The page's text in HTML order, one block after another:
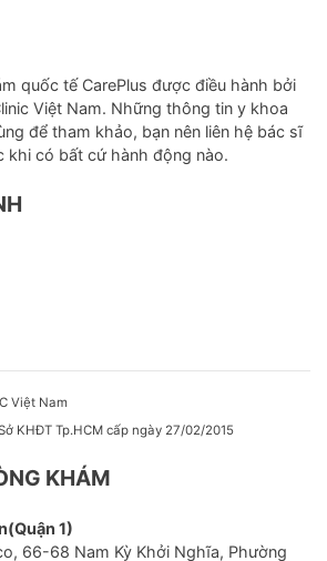
quốc tế CarePlus được điều hành bởi
Việt Nam. Những thông tin y khoa
để tham khảo, bạn nên liên hệ bác sĩ
khi có bất cứ hành động nào.
Việt Nam
KHĐT Tp.HCM cấp ngày 27/02/2015
KHÁM
1)
66-68 Nam Kỳ Khởi Nghĩa, Phường